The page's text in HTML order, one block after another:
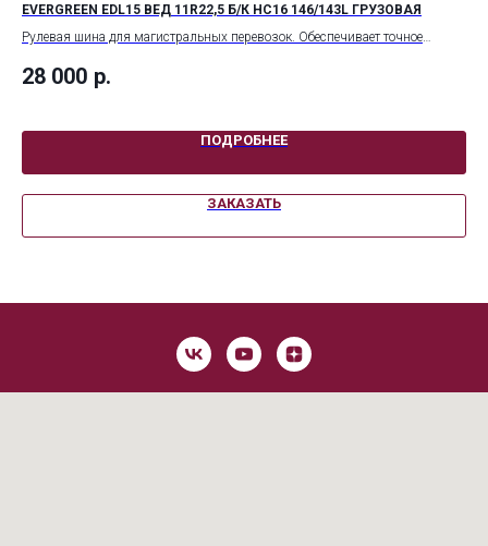
EVERGREEN EDL15 ВЕД 11R22,5 Б/К НС16 146/143L ГРУЗОВАЯ
Рулевая шина для магистральных перевозок. Обеспечивает точное
комфорт и безопасность вождения.
28 000 р.
ПОДРОБНЕЕ
ЗАКАЗАТЬ